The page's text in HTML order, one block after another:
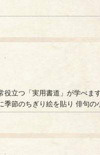
立つ「実用書道」が学べます
節のちぎり絵を貼り 俳句の